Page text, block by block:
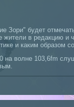
Зори" будет
в редакцию и
и каким образом
на волне 103,6fm